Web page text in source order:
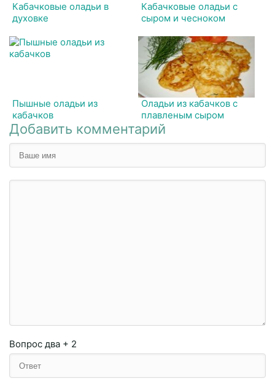
Кабачковые оладьи в
духовке
Кабачковые оладьи с
сыром и чесноком
Пышные оладьи из
кабачков
Оладьи из кабачков с
плавленым сыром
Добавить комментарий
Вопрос два + 2